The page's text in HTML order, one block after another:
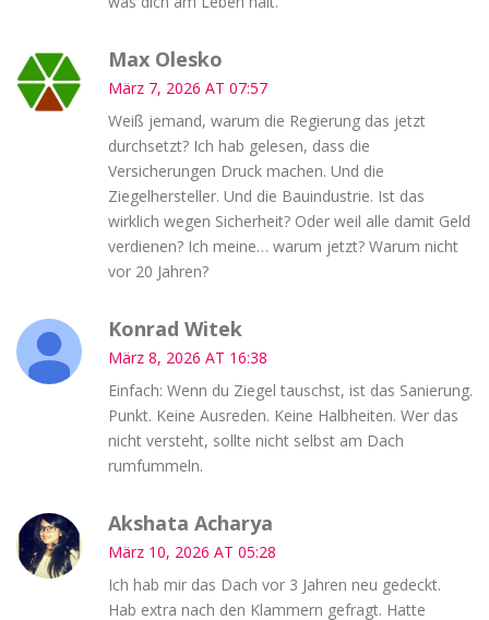
Max Olesko
März 7, 2026 AT 07:57
Weiß jemand, warum die Regierung das jetzt
durchsetzt? Ich hab gelesen, dass die
Versicherungen Druck machen. Und die
Ziegelhersteller. Und die Bauindustrie. Ist das
wirklich wegen Sicherheit? Oder weil alle damit Geld
verdienen? Ich meine… warum jetzt? Warum nicht
vor 20 Jahren?
Konrad Witek
März 8, 2026 AT 16:38
Einfach: Wenn du Ziegel tauschst, ist das Sanierung.
Punkt. Keine Ausreden. Keine Halbheiten. Wer das
nicht versteht, sollte nicht selbst am Dach
rumfummeln.
Akshata Acharya
März 10, 2026 AT 05:28
Ich hab mir das Dach vor 3 Jahren neu gedeckt.
Hab extra nach den Klammern gefragt. Hatte